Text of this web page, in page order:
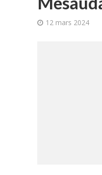
12 mars 2024